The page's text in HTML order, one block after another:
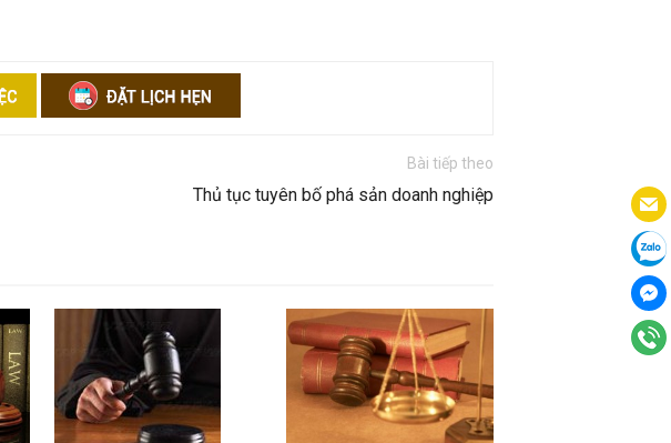
Bài tiếp theo
Thủ tục tuyên bố phá sản doanh nghiệp